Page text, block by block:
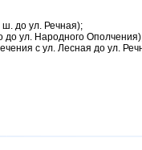
ш. до ул. Речная);
до ул. Народного
с ул. Лесная до ул.